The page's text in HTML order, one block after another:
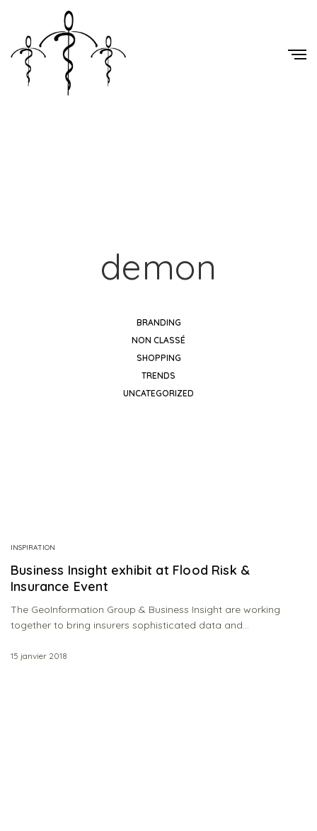
demon
BRANDING
NON CLASSÉ
SHOPPING
TRENDS
UNCATEGORIZED
INSPIRATION
Business Insight exhibit at Flood Risk &
Insurance Event
The GeoInformation Group & Business Insight are working
together to bring insurers sophisticated data and…
15 janvier 2018